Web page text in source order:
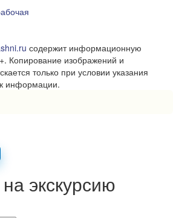
содержит информационную
Копирование изображений и
только при условии указания
информации.
экскурсию